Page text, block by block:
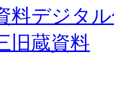
料デジタ
旧蔵資料